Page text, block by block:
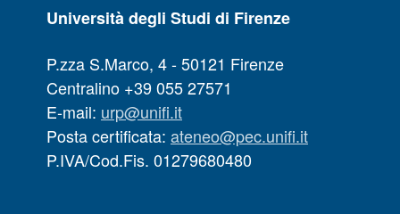
Università degli Studi di Firenze
P.zza S.Marco, 4 - 50121 Firenze
Centralino +39 055 27571
E-mail: urp@unifi.it
Posta certificata: ateneo@pec.unifi.it
P.IVA/Cod.Fis. 01279680480